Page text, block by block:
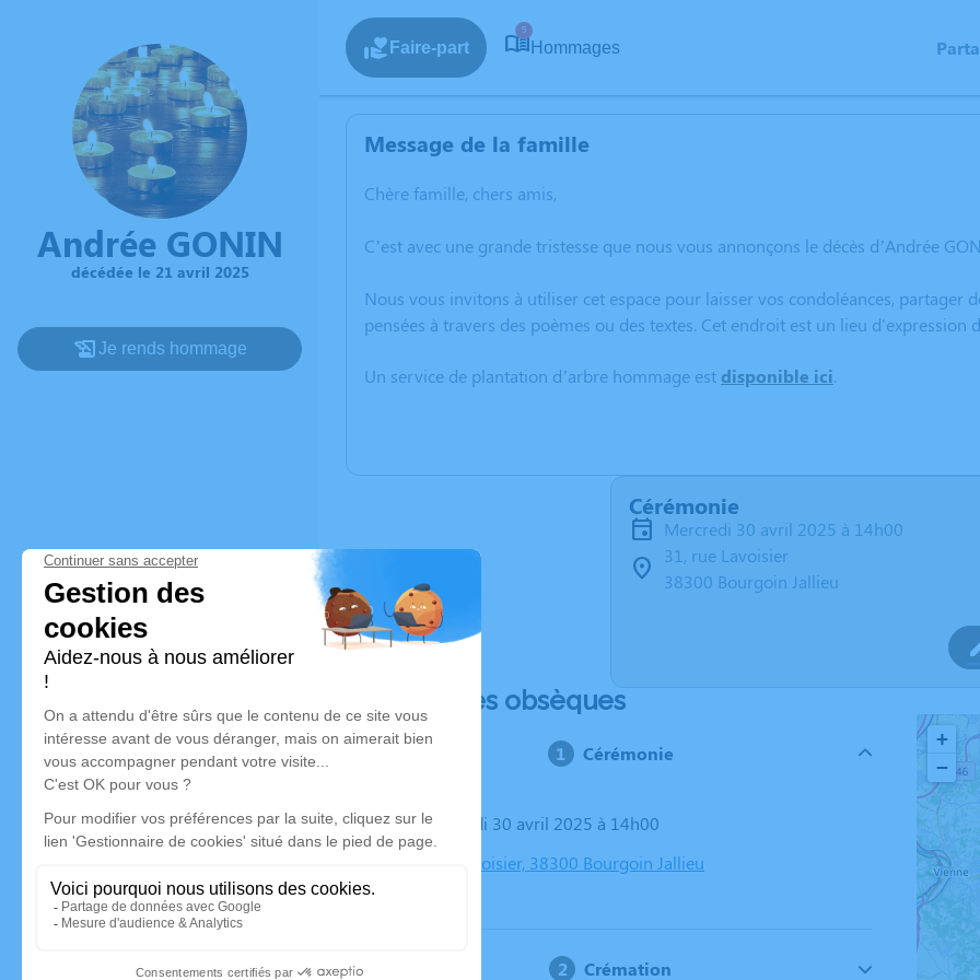
Andrée GONIN
décédée le 21 avril 2025
Je rends hommage
Faire-part
5
Hommages
Message de la famille
Chère famille, chers amis,
C’est avec une grande tristesse que nous vous annonçons le décès d’Andrée
Nous vous invitons à utiliser cet espace pour laisser vos condoléances, partager
pensées à travers des poèmes ou des textes. Cet endroit est un lieu
Un service de plantation d’arbre hommage est disponible ici.
Cérémonie
mercredi 30 avril 2025 à 14h00
31, rue Lavoisier
38300 Bourgoin Jallieu
Déroulé des obsèques
Cérémonie
Le mercredi 30 avril 2025 à 14h00
31, rue Lavoisier, 38300 Bourgoin Jallieu
Crémation
+
−